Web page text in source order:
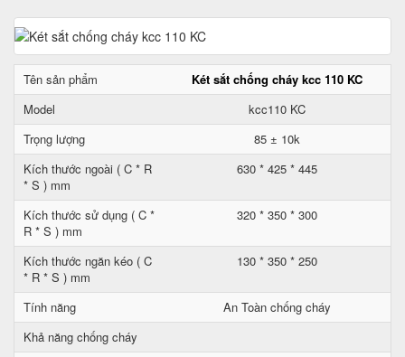
Tên sản phẩm
Két sắt chống cháy kcc 110 KC
Model
kcc110 KC
Trọng lượng
85 ± 10k
Kích thước ngoài ( C * R
* S ) mm
630 * 425 * 445
Kích thước sử dụng ( C *
R * S ) mm
320 * 350 * 300
Kích thước ngăn kéo ( C
* R * S ) mm
130 * 350 * 250
Tính năng
An Toàn chống cháy
Khả năng chống cháy